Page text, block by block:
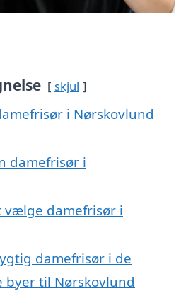
skjul
i Nørskovlund
damefrisør i
vælge damefrisør i
damefrisør i de
til Nørskovlund